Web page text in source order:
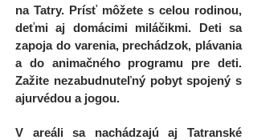
na Tatry. Prísť môžete s celou rodinou,
deťmi aj domácimi miláčikmi. Deti sa
zapoja do varenia, prechádzok, plávania
a do animačného programu pre deti.
Zažite nezabudnuteľný pobyt spojený s
ajurvédou a jogou.
V areáli sa nachádzajú aj Tatranské